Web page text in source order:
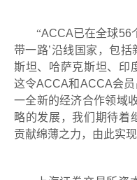
“ACCA已在全球56
带一路’沿线国家，包括
斯坦、哈萨克斯坦、印
这令ACCA和ACCA会
一全新的经济合作领域
略的发展，我们期待着
贡献绵薄之力，由此实